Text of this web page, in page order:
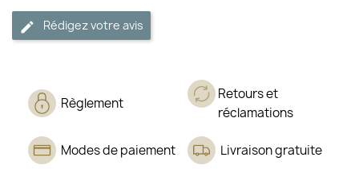
Rédigez votre avis
Règlement
Retours et
réclamations
Modes de paiement Livraison gratuite